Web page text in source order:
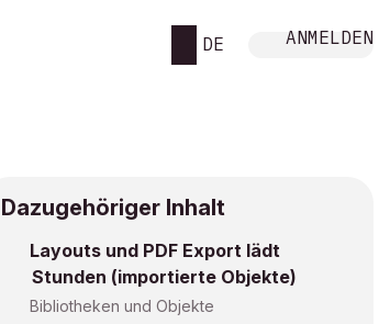
DE ANMELDEN
Dazugehöriger Inhalt
Layouts und PDF Export lädt
Stunden (importierte Objekte)
Bibliotheken und Objekte